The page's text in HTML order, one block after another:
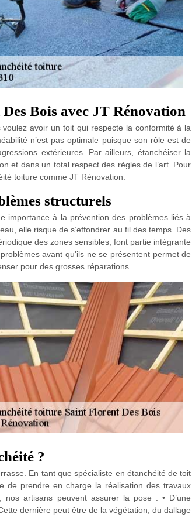
Bois avec JT Rénovation
avoir un toit qui respecte la conformité à la
n’est pas optimale puisque son rôle est de
extérieures. Par ailleurs, étanchéiser la
et dans un total respect des règles de l’art. Pour
toiture comme JT Rénovation.
structurels
importance à la prévention des problèmes liés à
elle risque de s’effondrer au fil des temps. Des
des zones sensibles, font partie intégrante
avant qu'ils ne se présentent permet de
pour des grosses réparations.
?
En tant que spécialiste en étanchéité de toit
de prendre en charge la réalisation des travaux
artisans peuvent assurer la pose : • D’une
dernière peut être de la végétation, du dallage